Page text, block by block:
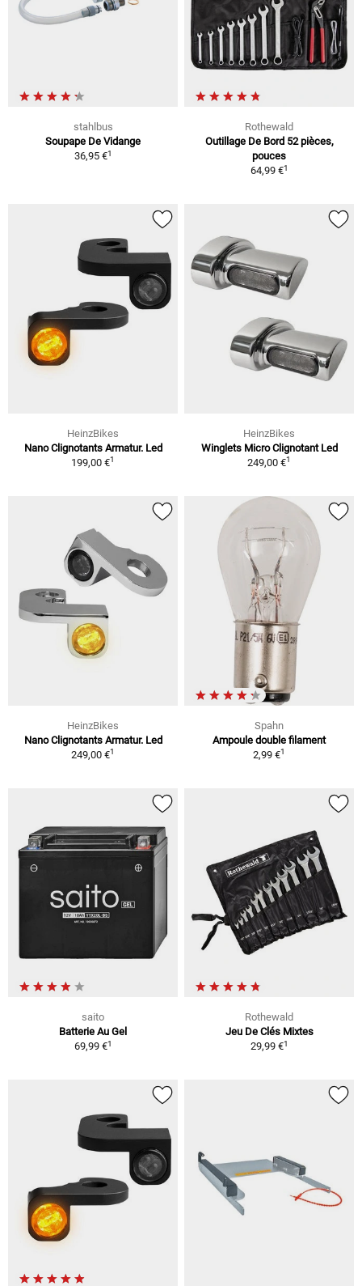
stahlbus
Soupape De Vidange
36,95 €1
Rothewald
Outillage De Bord 52 pièces,
pouces
64,99 €1
HeinzBikes
Nano Clignotants Armatur. Led
199,00 €1
HeinzBikes
Winglets Micro Clignotant Led
249,00 €1
HeinzBikes
Nano Clignotants Armatur. Led
249,00 €1
Spahn
Ampoule double filament
2,99 €1
saito
Batterie Au Gel
69,99 €1
Rothewald
Jeu De Clés Mixtes
29,99 €1